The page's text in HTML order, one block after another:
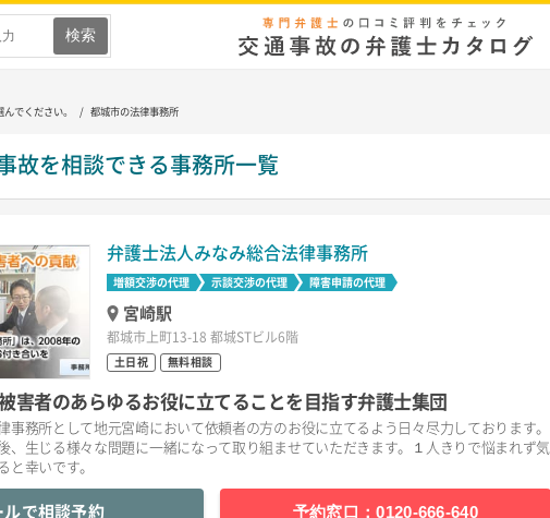
んでください。 / 都城市の法律事務所
故を相談できる事務所一覧
弁護士法人みなみ総合法律事務所
増額交渉の代理 示談交渉の代理 障害申請の代理
宮崎駅
都城市上町13-18 都城STビル6階
土日祝 無料相談
害者のあらゆるお役に立てることを目指す弁護士集団
事務所として地元宮崎において依頼者の方のお役に立てるよう日々尽力しております。
、生じる様々な問題に一緒になって取り組ませていただきます。１人きりで悩まれず気
と幸いです。
ルで相談予約 予約窓口：0120-666-640